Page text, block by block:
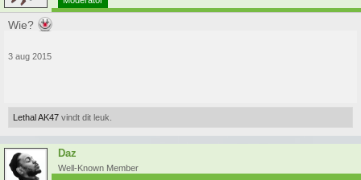
Wie?
3 aug 2015
Lethal AK47 vindt dit leuk.
Daz
Well-Known Member